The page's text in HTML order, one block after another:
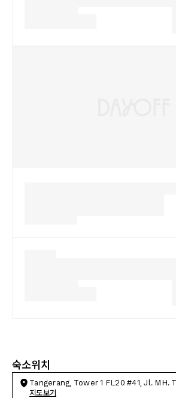
숙소위치
Tangerang, Tower 1 FL20 #41, Jl. MH.
지도보기